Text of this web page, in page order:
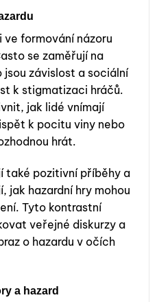
ve formování názoru
se zaměřují na
závislost a sociální
k stigmatizaci hráčů.
jak lidé vnímají
k pocitu viny nebo
hrát.
také pozitivní příběhy a
jak hazardní hry mohou
Tyto kontrastní
veřejné diskurzy a
o hazardu v očích
a hazard